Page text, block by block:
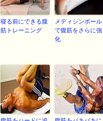
寝る前にできる腹
筋トレーニング
メディシンボール
で腹筋をさらに強
化